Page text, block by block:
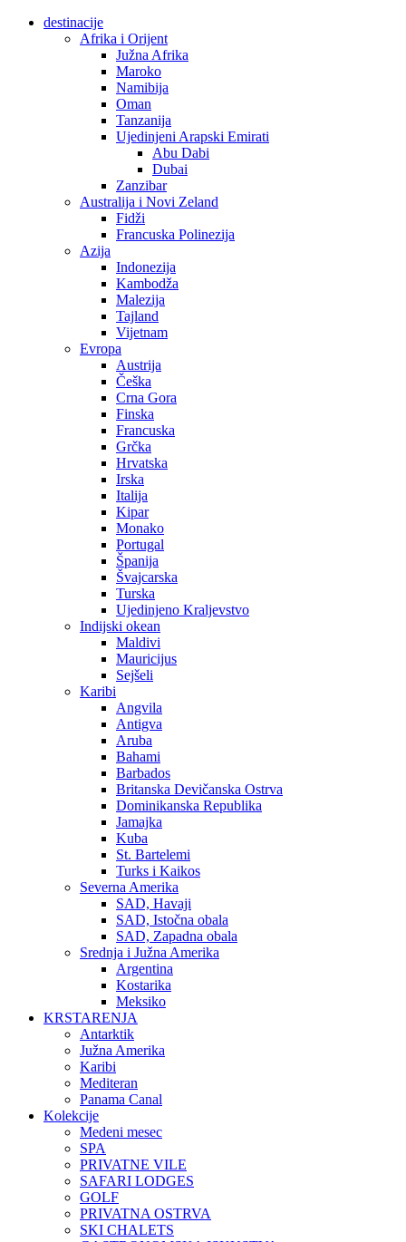
destinacije
Afrika i Orijent
Južna Afrika
Maroko
Namibija
Oman
Tanzanija
Ujedinjeni Arapski Emirati
Abu Dabi
Dubai
Zanzibar
Australija i Novi Zeland
Fidži
Francuska Polinezija
Azija
Indonezija
Kambodža
Malezija
Tajland
Vijetnam
Evropa
Austrija
Češka
Crna Gora
Finska
Francuska
Grčka
Hrvatska
Irska
Italija
Kipar
Monako
Portugal
Španija
Švajcarska
Turska
Ujedinjeno Kraljevstvo
Indijski okean
Maldivi
Mauricijus
Sejšeli
Karibi
Angvila
Antigva
Aruba
Bahami
Barbados
Britanska Devičanska Ostrva
Dominikanska Republika
Jamajka
Kuba
St. Bartelemi
Turks i Kaikos
Severna Amerika
SAD, Havaji
SAD, Istočna obala
SAD, Zapadna obala
Srednja i Južna Amerika
Argentina
Kostarika
Meksiko
KRSTARENJA
Antarktik
Južna Amerika
Karibi
Mediteran
Panama Canal
Kolekcije
Medeni mesec
SPA
PRIVATNE VILE
SAFARI LODGES
GOLF
PRIVATNA OSTRVA
SKI CHALETS